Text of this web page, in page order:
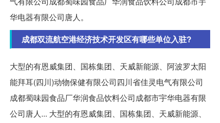
华电器有限公司唐人。
成都双流航空港经济技术开发区有哪些单位入驻?
大型的有恩威集团、国栋集团、天威新能源、阿波罗太阳
能拜耳(四川)动物保健有限公司四川省佳灵电气有限公司
成都蜀味园食品厂华润食品饮料公司成都市宇华电器有限
公司唐人... 大型的有恩威集团、国栋集团、天威新能源、